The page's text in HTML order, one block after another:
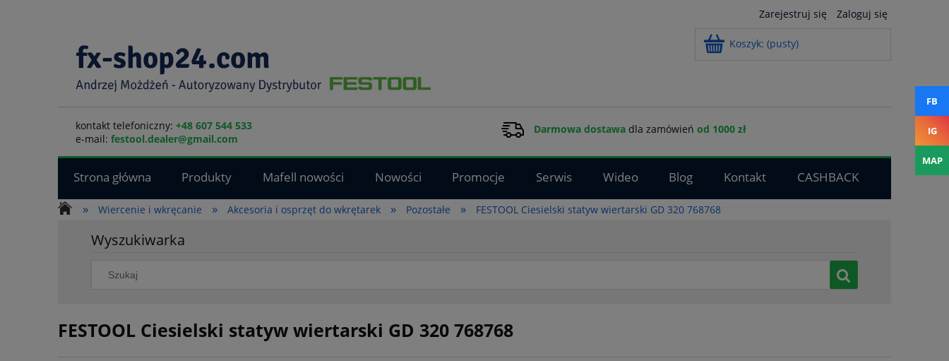
Zarejestruj się Zaloguj się
Koszyk: (pusty)
kontakt telefoniczny: +48 607 544 533
e-mail: festool.dealer@gmail.com
Darmowa dostawadla zamówień od 1000 zł
Strona główna Produkty Mafell nowości Nowości Promocje Serwis Wideo Blog Kontakt
CASHBACK
»
Wiercenie i wkręcanie » Akcesoria i osprzęt do wkrętarek » Pozostałe » FESTOOL Ciesielski statyw wiertarski GD 320 768768
Wyszukiwarka
FESTOOL Ciesielski statyw wiertarski GD 320 768768
FB
IG
MAP